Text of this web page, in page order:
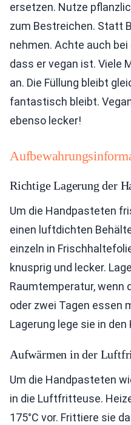
ersetzen. Nutze
zum Bestreichen. Statt
nehmen. Achte auch
dass er vegan ist. Viele
an. Die Füllung bleibt
fantastisch bleibt.
ebenso lecker!
Richtige Lagerung der
Um die Handpasteten
einen luftdichten
einzeln in
knusprig und lecker.
Raumtemperatur, wenn
oder zwei Tagen essen
Lagerung lege sie in den
Aufwärmen in der
Um die Handpasteten
in die Luftfritteuse.
175°C vor. Frittiere sie